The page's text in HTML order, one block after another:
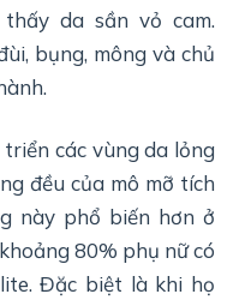
da sần vỏ cam.
bụng, mông và chủ
các vùng da lỏng
đều của mô mỡ tích
này phổ biến hơn ở
80% phụ nữ có
Đặc biệt là khi họ